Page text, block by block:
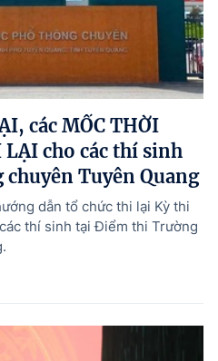
các MỐC THỜI
LẠI cho các thí sinh
Tuyên Quang
dẫn tổ chức thi lại Kỳ thi
thí sinh tại Điểm thi Trường